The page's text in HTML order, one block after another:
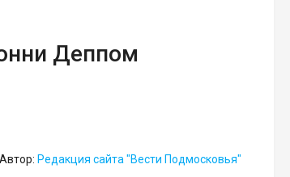
Деппом
Автор: Редакция сайта "Вести Подмосковья"